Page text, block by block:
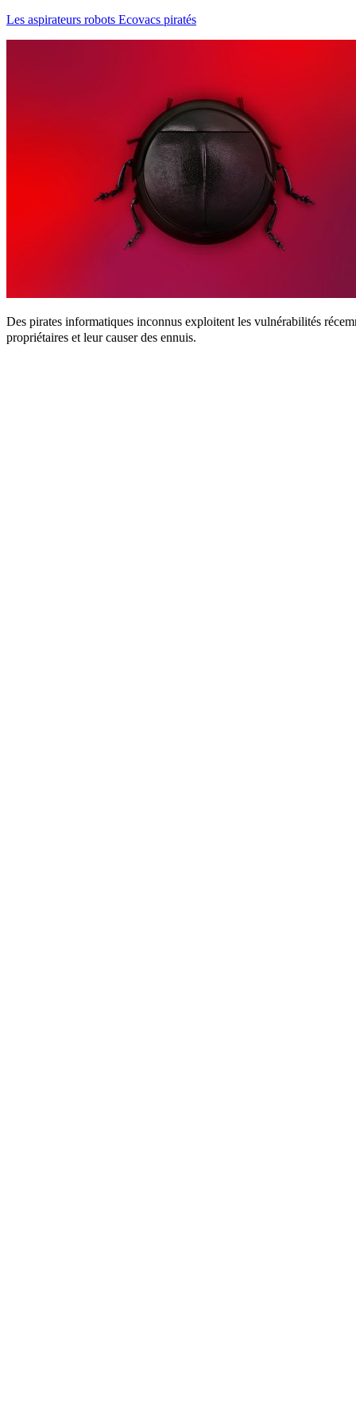
Les aspirateurs robots Ecovacs piratés
Des pirates informatiques inconnus exploitent les vulnérabilités
propriétaires et leur causer des ennuis.